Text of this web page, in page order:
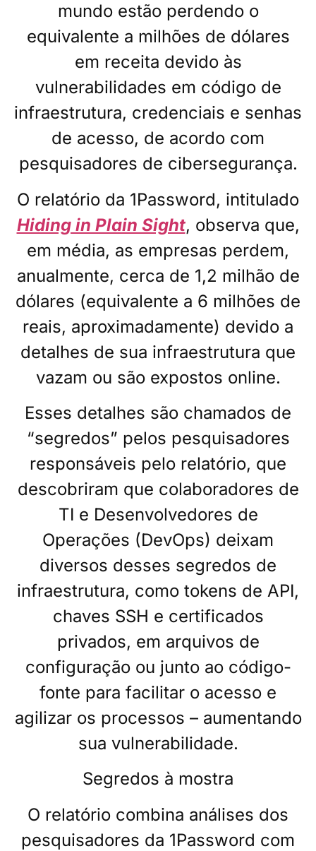
mundo estão perdendo o
equivalente a milhões de dólares
em receita devido às
vulnerabilidades em código de
infraestrutura, credenciais e senhas
de acesso, de acordo com
pesquisadores de cibersegurança.
O relatório da 1Password, intitulado
Hiding in Plain Sight, observa que,
em média, as empresas perdem,
anualmente, cerca de 1,2 milhão de
dólares (equivalente a 6 milhões de
reais, aproximadamente) devido a
detalhes de sua infraestrutura que
vazam ou são expostos online.
Esses detalhes são chamados de
“segredos” pelos pesquisadores
responsáveis pelo relatório, que
descobriram que colaboradores de
TI e Desenvolvedores de
Operações (DevOps) deixam
diversos desses segredos de
infraestrutura, como tokens de API,
chaves SSH e certificados
privados, em arquivos de
configuração ou junto ao código-
fonte para facilitar o acesso e
agilizar os processos – aumentando
sua vulnerabilidade.
Segredos à mostra
O relatório combina análises dos
pesquisadores da 1Password com